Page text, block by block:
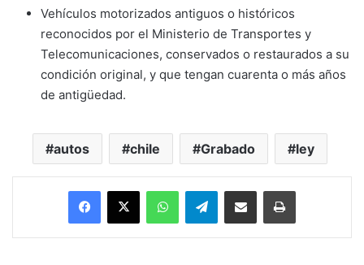
Vehículos motorizados antiguos o históricos
reconocidos por el Ministerio de Transportes y
Telecomunicaciones, conservados o restaurados a su
condición original, y que tengan cuarenta o más años
de antigüedad.
autos chile Grabado ley
Facebook
X WhatsAppTelegramEnviar vía email Imprimir